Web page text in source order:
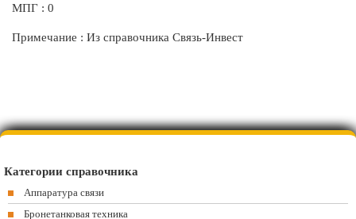
МПГ : 0
Примечание : Из справочника Связь-Инвест
Категории справочника
Аппаратура связи
Бронетанковая техника